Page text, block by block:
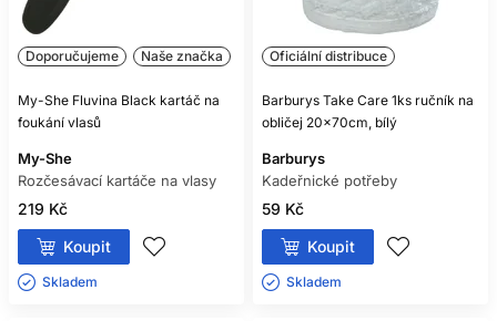
Doporučujeme Naše značka
My-She Fluvina Black kartáč na
foukání vlasů
My-She
Rozčesávací kartáče na vlasy
219 Kč
Koupit
Skladem ㅤ
Oficiální distribuce
Barburys Take Care 1ks ručník na
obličej 20x70cm, bílý
Barburys
Kadeřnické potřeby
59 Kč
Koupit
Skladem ㅤ